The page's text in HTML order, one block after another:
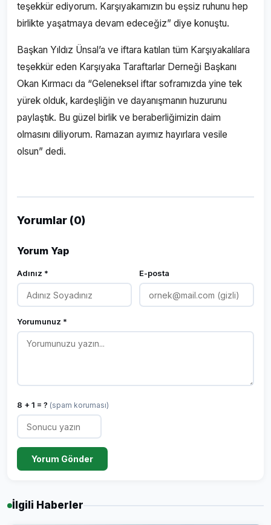
teşekkür ediyorum. Karşıyakamızın bu eşsiz ruhunu hep
birlikte yaşatmaya devam edeceğiz” diye konuştu.
Başkan Yıldız Ünsal’a ve iftara katılan tüm Karşıyakalılara
teşekkür eden Karşıyaka Taraftarlar Derneği Başkanı
Okan Kırmacı da “Geleneksel iftar soframızda yine tek
yürek olduk, kardeşliğin ve dayanışmanın huzurunu
paylaştık. Bu güzel birlik ve beraberliğimizin daim
olmasını diliyorum. Ramazan ayımız hayırlara vesile
olsun” dedi.
Yorumlar (0)
Yorum Yap
Adınız * E-posta
Yorumunuz *
8 + 1 = ? (spam koruması)
Yorum Gönder
İlgili Haberler